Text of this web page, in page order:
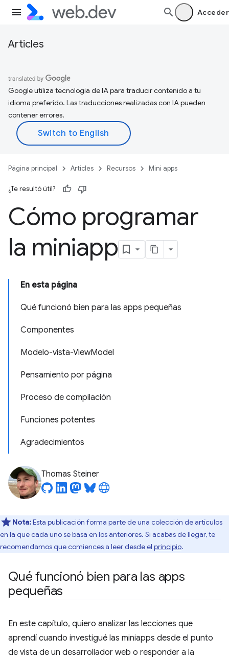
Acceder
Articles
Google utiliza tecnología de IA para traducir contenido a tu
idioma preferido. Las traducciones realizadas con IA pueden
contener errores.
Página principal Articles Recursos Mini apps
¿Te resultó útil?
Cómo programar
la miniapp
En esta página
Qué funcionó bien para las apps pequeñas
Componentes
Modelo-vista-ViewModel
Pensamiento por página
Proceso de compilación
Funciones potentes
Agradecimientos
Thomas Steiner
Nota:Esta publicación forma parte de una colección de artículos
en la que cada uno se basa en los anteriores. Si acabas de llegar, te
recomendamos que comiences a leer desde el principio.
Qué funcionó bien para las apps
pequeñas
En este capítulo, quiero analizar las lecciones que
aprendí cuando investigué las miniapps desde el punto
de vista de un desarrollador web o responder a la